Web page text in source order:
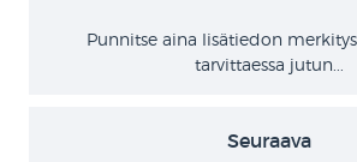
Punnitse aina lisätiedon merkitystä ja kirjoita
tarvittaessa jutun...
Seuraava